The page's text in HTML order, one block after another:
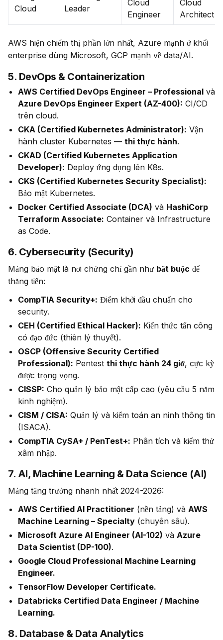
Cloud
Leader
Cloud
Engineer
Cloud
Architect
AWS hiện chiếm thị phần lớn nhất, Azure mạnh ở khối
enterprise dùng Microsoft, GCP mạnh về data/AI.
5. DevOps & Containerization
AWS Certified DevOps Engineer – Professional và
Azure DevOps Engineer Expert (AZ-400): CI/CD
trên cloud.
CKA (Certified Kubernetes Administrator): Vận
hành cluster Kubernetes — thi thực hành.
CKAD (Certified Kubernetes Application
Developer): Deploy ứng dụng lên K8s.
CKS (Certified Kubernetes Security Specialist):
Bảo mật Kubernetes.
Docker Certified Associate (DCA) và HashiCorp
Terraform Associate: Container và Infrastructure
as Code.
6. Cybersecurity (Security)
Mảng bảo mật là nơi chứng chỉ gần như bắt buộc để
thăng tiến:
CompTIA Security+: Điểm khởi đầu chuẩn cho
security.
CEH (Certified Ethical Hacker): Kiến thức tấn công
có đạo đức (thiên lý thuyết).
OSCP (Offensive Security Certified
Professional): Pentest thi thực hành 24 giờ, cực kỳ
được trọng vọng.
CISSP: Cho quản lý bảo mật cấp cao (yêu cầu 5 năm
kinh nghiệm).
CISM / CISA: Quản lý và kiểm toán an ninh thông tin
(ISACA).
CompTIA CySA+ / PenTest+: Phân tích và kiểm thử
xâm nhập.
7. AI, Machine Learning & Data Science (AI)
Mảng tăng trưởng nhanh nhất 2024-2026:
AWS Certified AI Practitioner (nền tảng) và AWS
Machine Learning – Specialty (chuyên sâu).
Microsoft Azure AI Engineer (AI-102) và Azure
Data Scientist (DP-100).
Google Cloud Professional Machine Learning
Engineer.
TensorFlow Developer Certificate.
Databricks Certified Data Engineer / Machine
Learning.
8. Database & Data Analytics